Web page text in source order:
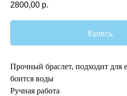
2800,00 р.
Купить
Прочный браслет, подходит для
боится воды
Ручная работа